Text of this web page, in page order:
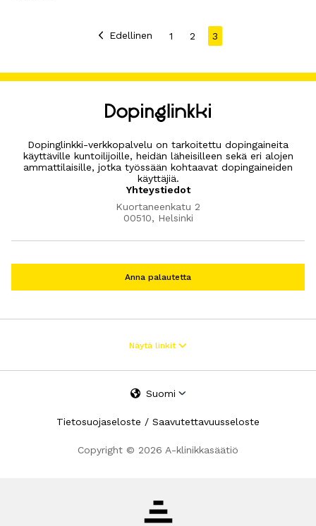
Edellinen 1 2 3
Dopinglinkki-verkkopalvelu on tarkoitettu dopingaineita
käyttäville kuntoilijoille, heidän läheisilleen sekä eri alojen
ammattilaisille, jotka työssään kohtaavat dopingaineiden
käyttäjiä.
Yhteystiedot
Kuortaneenkatu 2
00510, Helsinki
Anna palautetta
Tietopankki
Käytön taustat
Dopinglainsäädäntö
Opetusmateriaali
Näytä linkit
Suomi
Tietosuojaseloste / Saavutettavuusseloste
Copyright © 2026 A-klinikkasäätiö